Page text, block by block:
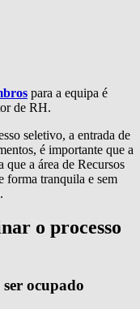
para a equipa é
de RH.
seletivo, a entrada de
é importante que a
que a área de Recursos
forma tranquila e sem
o processo
ocupado